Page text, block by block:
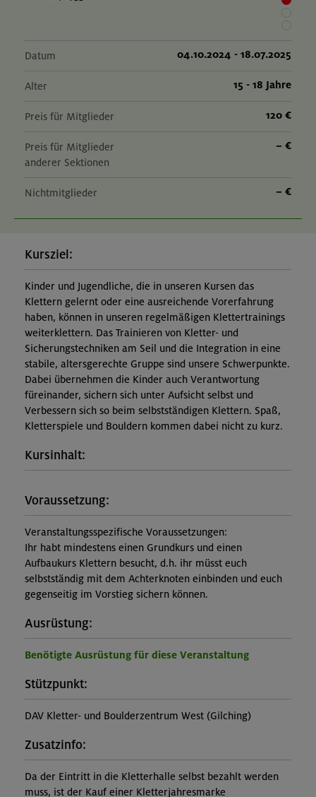
Datum 04.10.2024 - 18.07.2025
Alter 15 - 18 Jahre
Preis für Mitglieder 120 €
Preis für Mitglieder
anderer Sektionen
– €
Nichtmitglieder – €
Kursziel:
Kinder und Jugendliche, die in unseren Kursen das
Klettern gelernt oder eine ausreichende Vorerfahrung
haben, können in unseren regelmäßigen Klettertrainings
weiterklettern. Das Trainieren von Kletter- und
Sicherungstechniken am Seil und die Integration in eine
stabile, altersgerechte Gruppe sind unsere Schwerpunkte.
Dabei übernehmen die Kinder auch Verantwortung
füreinander, sichern sich unter Aufsicht selbst und
Verbessern sich so beim selbstständigen Klettern. Spaß,
Kletterspiele und Bouldern kommen dabei nicht zu kurz.
Kursinhalt:
Voraussetzung:
Veranstaltungsspezifische Voraussetzungen:
Ihr habt mindestens einen Grundkurs und einen
Aufbaukurs Klettern besucht, d.h. ihr müsst euch
selbstständig mit dem Achterknoten einbinden und euch
gegenseitig im Vorstieg sichern können.
Ausrüstung:
Benötigte Ausrüstung für diese Veranstaltung
Stützpunkt:
DAV Kletter- und Boulderzentrum West (Gilching)
Zusatzinfo:
Da der Eintritt in die Kletterhalle selbst bezahlt werden
muss, ist der Kauf einer Kletterjahresmarke